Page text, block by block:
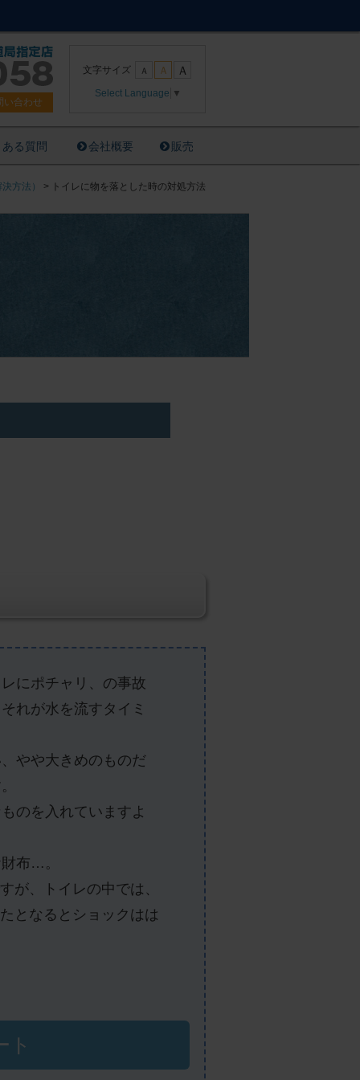
い合わせ
文字サイズ Ａ Ａ Ａ
Select Language ▼
ある質問 会社概要 販売
方法） > トイレに物を落とした時の対処方法
にポチャリ、の事故
れが水を流すタイミ
やや大きめのものだ
のを入れていますよ
布…。
が、トイレの中では、
となるとショックはは
ト